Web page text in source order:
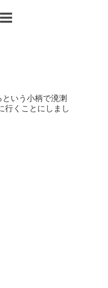
いう小柄で溌溂
くことにしまし